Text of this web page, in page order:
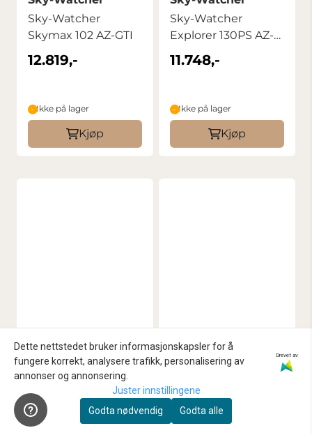
Sky-Watcher
Skymax 102 AZ-GTI
12.819,-
Ikke på lager
Kjøp
Sky-Watcher
Explorer 130PS AZ-
11.748,-
Ikke på lager
Kjøp
Dette nettstedet bruker informasjonskapsler for å
fungere korrekt, analysere trafikk, personalisering av
annonser og annonsering.
Drevet av
Juster innstillingene
Godta nødvendig
Godta alle